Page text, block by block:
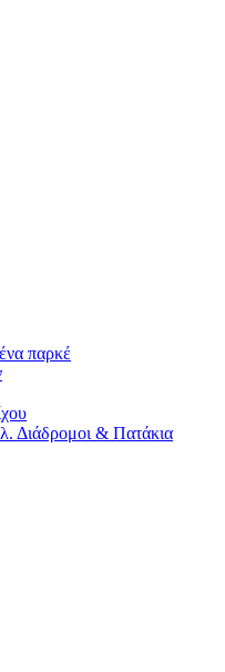
παρκέ
Διάδρομοι & Πατάκια